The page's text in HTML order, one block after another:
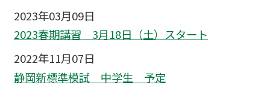
2023年03月09日
2023春期講習 3月18日（土）スタート
2022年11月07日
静岡新標準模試 中学生 予定